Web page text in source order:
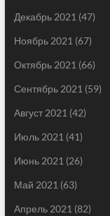
Декабрь 2021 (47)
Ноябрь 2021 (67)
Октябрь 2021 (66)
Сентябрь 2021 (59)
Август 2021 (42)
Июль 2021 (41)
Июнь 2021 (26)
Май 2021 (63)
Апрель 2021 (82)